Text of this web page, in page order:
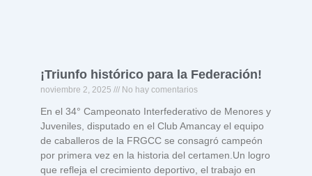
¡Triunfo histórico para la Federación!
noviembre 2, 2025 No hay comentarios
En el 34° Campeonato Interfederativo de Menores y
Juveniles, disputado en el Club Amancay el equipo
de caballeros de la FRGCC se consagró campeón
por primera vez en la historia del certamen.Un logro
que refleja el crecimiento deportivo, el trabajo en